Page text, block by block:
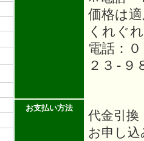
価格は
くれぐ
電話：
２３-９
お支払い方法
代金引
お申し